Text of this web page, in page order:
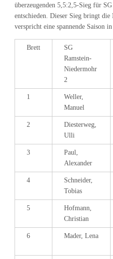
überzeugenden 5,5:2,5-Sieg für
entschieden. Dieser Sieg bringt
verspricht eine spannende Saison
Brett
SG
Ramstein-
Niedermohr
2
1
Weller,
Manuel
2
Diesterweg,
Ulli
3
Paul,
Alexander
4
Schneider,
Tobias
5
Hofmann,
Christian
6 Mader, Lena